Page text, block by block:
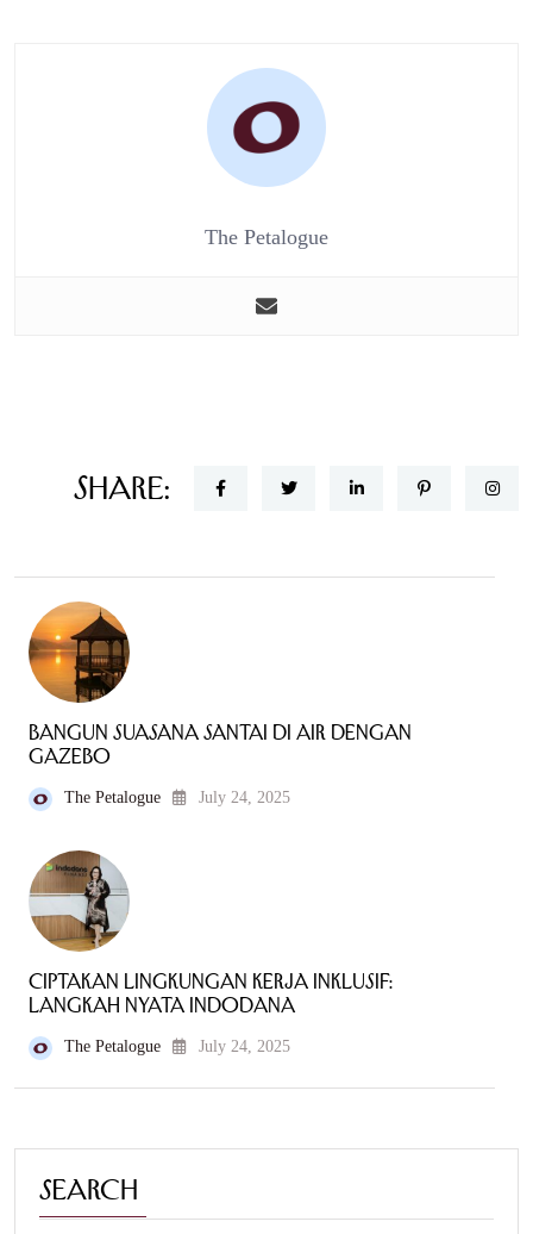
The Petalogue
Share:
Bangun Suasana Santai di Air dengan
Gazebo
The Petalogue July 24, 2025
Ciptakan Lingkungan Kerja Inklusif:
Langkah Nyata Indodana
The Petalogue July 24, 2025
Search